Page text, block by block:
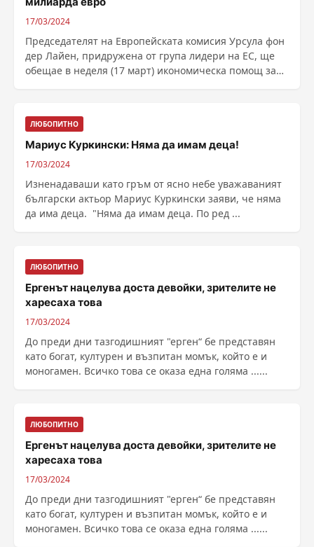
17/03/2024
Председателят на Европейската комисия Урсула фон
дер Лайен, придружена от група лидери на ЕС, ще
обещае в неделя (17 март) икономическа помощ за
ЛЮБОПИТНО
Мариус Куркински: Няма да имам деца!
17/03/2024
Изненадаваши като гръм от ясно небе уважаваният
български актьор Мариус Куркински заяви, че няма
да има деца. "Няма да имам деца. По ред ...
ЛЮБОПИТНО
Ергенът нацелува доста девойки, зрителите не
харесаха това
17/03/2024
До преди дни тазгодишният "ерген“ бе представян
като богат, културен и възпитан момък, който е и
моногамен. Всичко това се оказа една голяма ......
ЛЮБОПИТНО
Ергенът нацелува доста девойки, зрителите не
харесаха това
17/03/2024
До преди дни тазгодишният "ерген“ бе представян
като богат, културен и възпитан момък, който е и
моногамен. Всичко това се оказа една голяма ......